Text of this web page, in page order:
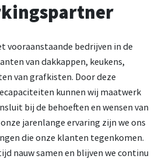
vooraanstaande bedrijven in de
van dakkappen, keukens,
van grafkisten. Door deze
kunnen wij maatwerk
bij de behoeften en wensen van
jarenlange ervaring zijn we ons
die onze klanten tegenkomen.
nauw samen en blijven we continu